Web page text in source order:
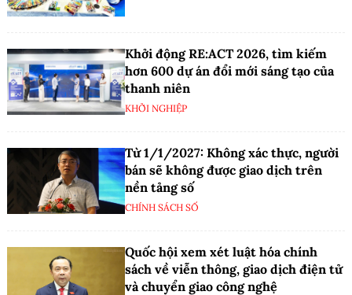
Khởi động RE:ACT 2026, tìm kiếm
hơn 600 dự án đổi mới sáng tạo của
thanh niên
KHỞI NGHIỆP
Từ 1/1/2027: Không xác thực, người
bán sẽ không được giao dịch trên
nền tảng số
CHÍNH SÁCH SỐ
Quốc hội xem xét luật hóa chính
sách về viễn thông, giao dịch điện tử
và chuyển giao công nghệ